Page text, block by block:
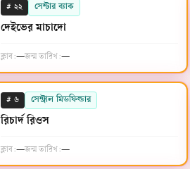
# ২২ সেন্টার ব্যাক
দেইভের মাচাদো
ক্লাব:—জন্ম তারিখ:—
# ৬ সেন্ট্রাল মিডফিল্ডার
রিচার্দ রিওস
ক্লাব:—জন্ম তারিখ:—